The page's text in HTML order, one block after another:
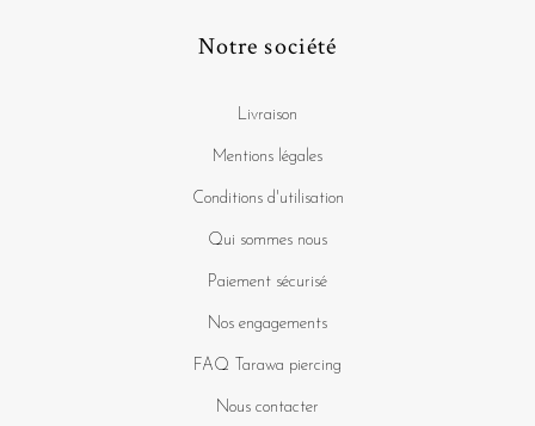
Notre société
Livraison
Mentions légales
Conditions d'utilisation
Qui sommes nous
Paiement sécurisé
Nos engagements
FAQ Tarawa piercing
Nous contacter